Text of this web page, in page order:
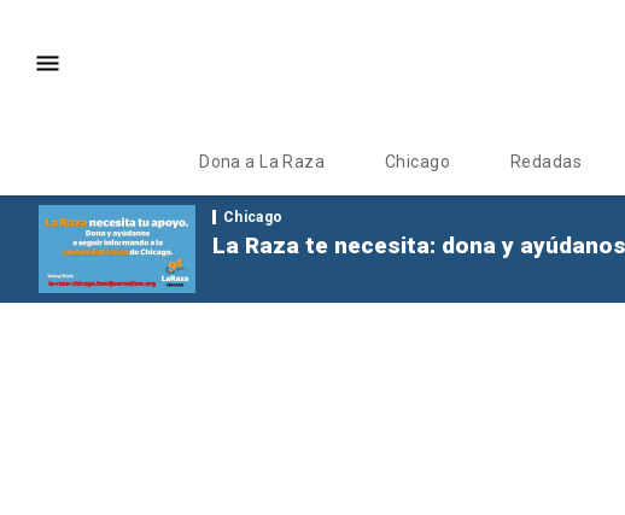
Dona a La Raza Chicago Redadas
Chicago
La Raza te necesita: dona y